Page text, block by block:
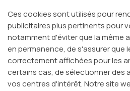
Ces cookies sont utilisés pour
publicitaires plus pertinents pour
notamment d'éviter que la même
en permanence, de s'assurer que
correctement affichées pour les
certains cas, de sélectionner des
vos centres d'intérêt. Notre site